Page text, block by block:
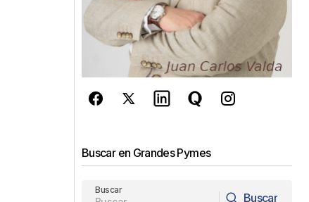
Buscar en Grandes Pymes
Buscar
Buscar